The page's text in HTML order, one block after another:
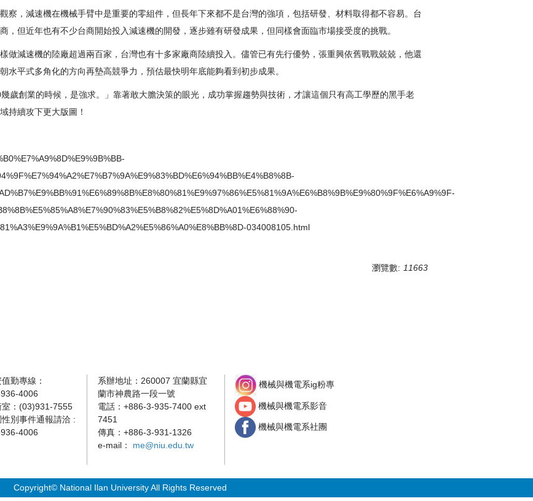
察，減速機在機械手臂中是重要的零組件，但長年下來都不是台灣的強項，包括研發、材料取得都不容易。台
，但近年也有不少台商開始投入減速機的開發，逐步雖有研發成果，但同樣會面臨市場接受度的挑戰。
做減速機的陸廠超過兩百家，台灣也有十多家廠商陸續投入。儘管已有先行優勢，張重興依舊戰戰兢兢，他還
水平式多角化的方向再墊高競爭力，預估最快明年底能夠看到初步成果。
歲創業的時候，是強求。」靠著敢大膽決策的眼光，成功掌握趨勢與技術，才讓這個只有高工學歷的黑手老
持續攻下更大版圖！
034008105.html
瀏覽數: 11663
勤專線：
4006
室：(03)931-7555
性別事件通報請洽 :
4006
系辦地址：260007 宜蘭縣宜
蘭市神農路一段一號
電話：+886-3-935-7400 ext
7451
傳真：+886-3-931-1326
e-mail： me@niu.edu.tw
機械與機電系ig粉專
機械與機電系影音
機械與機電系社團
Copyright© National Ilan University All Rights Reserved